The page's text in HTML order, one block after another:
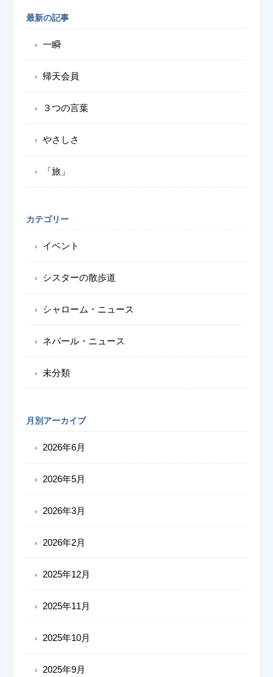
最新の記事
一瞬
帰天会員
３つの言葉
やさしさ
「旅」
カテゴリー
イベント
シスターの散歩道
シャローム・ニュース
ネパール・ニュース
未分類
月別アーカイブ
2026年6月
2026年5月
2026年3月
2026年2月
2025年12月
2025年11月
2025年10月
2025年9月